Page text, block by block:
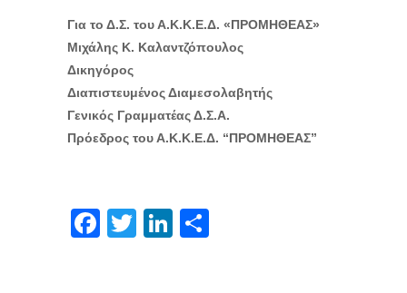
Για το Δ.Σ. του Α.Κ.Κ.Ε.Δ. «ΠΡΟΜΗΘΕΑΣ»
Μιχάλης Κ. Καλαντζόπουλος
Δικηγόρος
Διαπιστευμένος Διαμεσολαβητής
Γενικός Γραμματέας Δ.Σ.Α.
Πρόεδρος του Α.Κ.Κ.Ε.Δ. “ΠΡΟΜΗΘΕΑΣ”
Facebook
TwitterLinkedIn